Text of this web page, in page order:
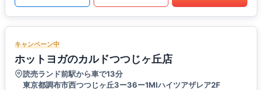
キャンペーン中
ホットヨガのカルドつつじヶ丘店
読売ランド前駅から車で13分
東京都調布市西つつじヶ丘3ー36ー1MIハイツアザレア2F